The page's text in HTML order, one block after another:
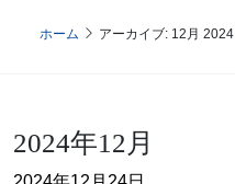
ホーム アーカイブ: 12月 2024
2024年12月